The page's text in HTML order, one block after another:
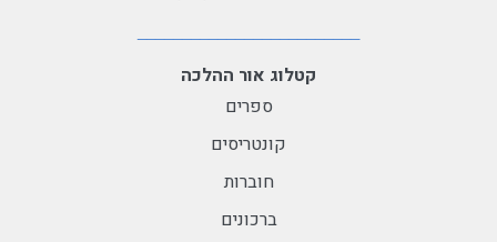
קטלוג אור ההלכה
ספרים
קונטריסים
חוברות
ברכונים